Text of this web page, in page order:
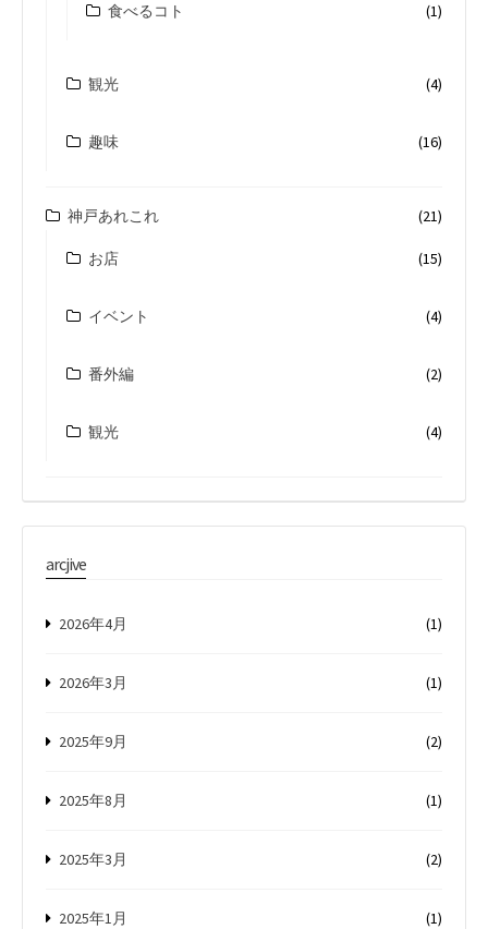
食べるコト (1)
観光 (4)
趣味 (16)
神戸あれこれ (21)
お店 (15)
イベント (4)
番外編 (2)
観光 (4)
arcjive
2026年4月 (1)
2026年3月 (1)
2025年9月 (2)
2025年8月 (1)
2025年3月 (2)
2025年1月 (1)